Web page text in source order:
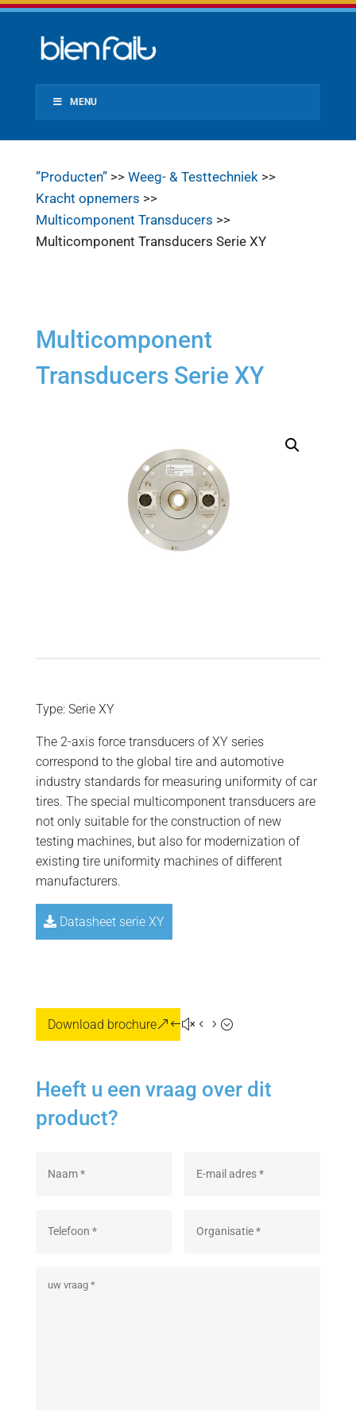
MENU
”Producten”>> Weeg- & Testtechniek>>
Kracht opnemers >>
Multicomponent Transducers >>
Multicomponent Transducers Serie XY
Multicomponent
Transducers Serie XY
Type: Serie XY
The 2-axis force transducers of XY series
correspond to the global tire and automotive
industry standards for measuring uniformity of car
tires. The special multicomponent transducers are
not only suitable for the construction of new
testing machines, but also for modernization of
existing tire uniformity machines of different
manufacturers.
Datasheet serie XY
Download brochure
Heeft u een vraag over dit
product?